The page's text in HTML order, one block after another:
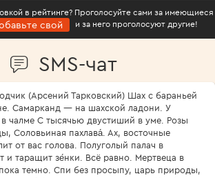
в рейтинге? Проголосуйте сами за имеющиеся
свой и за него проголосуют другие!
SMS-чат
(Арсений Тарковский) Шах с бараньей
Самарканд — на шахской ладони. У
чалме С тысячью двустиший в уме. Розы
Соловьиная пахлава́. Ах, восточные
от вас голова. Полуголый палач в
и таращит зе́нки. Всё равно. Мертвеца в
темно. Спи без просыпу, царь природы,